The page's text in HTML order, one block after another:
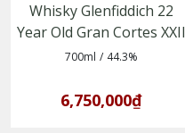
Whisky Glenfiddich 22
Year Old Gran Cortes XXII
(5010327015910)
700ml / 44.3%
6,750,000₫